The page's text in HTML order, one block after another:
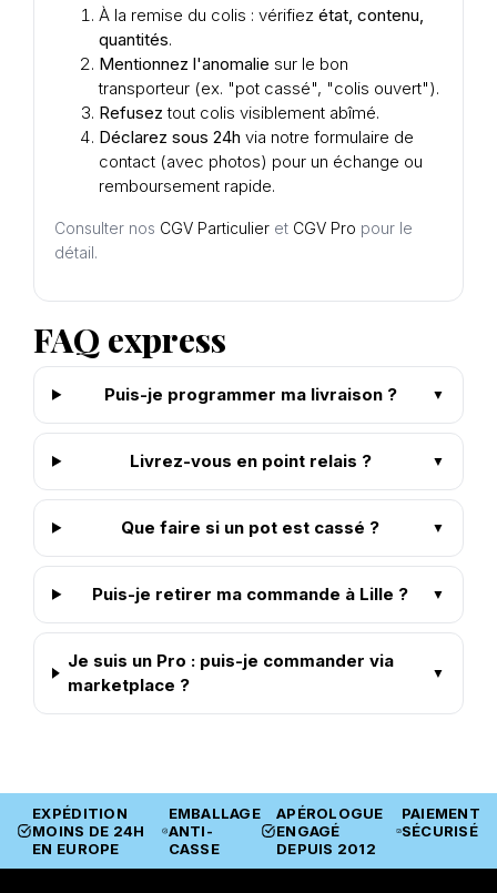
À la remise du colis : vérifiez état, contenu,
quantités.
Mentionnez l'anomalie sur le bon
transporteur (ex. "pot cassé", "colis ouvert").
Refusez tout colis visiblement abîmé.
Déclarez sous 24h via notre formulaire de
contact (avec photos) pour un échange ou
remboursement rapide.
Consulter nos CGV Particulier et CGV Pro pour le
détail.
FAQ express
Puis-je programmer ma livraison ?
Livrez-vous en point relais ?
Que faire si un pot est cassé ?
Puis-je retirer ma commande à Lille ?
Je suis un Pro : puis-je commander via
marketplace ?
EXPÉDITION
MOINS DE 24H
EN EUROPE
EMBALLAGE
ANTI-
CASSE
APÉROLOGUE
ENGAGÉ
DEPUIS 2012
PAIEMENT
SÉCURISÉ